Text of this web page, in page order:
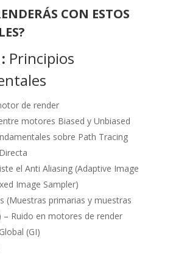
CON ESTOS
Principios
de render
motores Biased y Unbiased
sobre Path Tracing
el Anti Aliasing (Adaptive Image
Image Sampler)
(Muestras primarias y muestras
– Ruido en motores de render
(GI)